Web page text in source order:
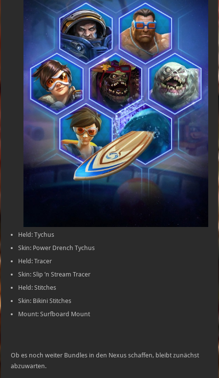
Held: Tychus
Skin: Power Drench Tychus
Held: Tracer
Skin: Slip ’n Stream Tracer
Held: Stitches
Skin: Bikini Stitches
Mount: Surfboard Mount
Ob es noch weiter Bundles in den Nexus schaffen, bleibt zunächst
abzuwarten.